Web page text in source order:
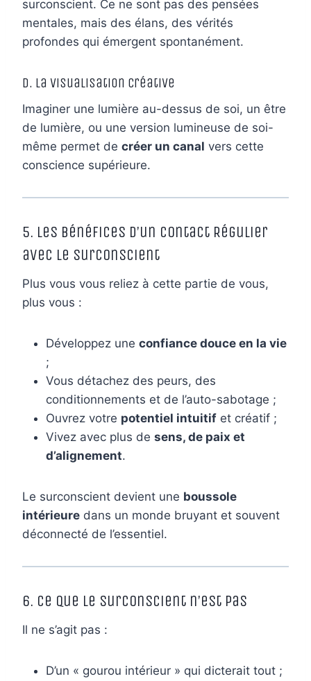
surconscient. Ce ne sont pas des pensées
mentales, mais des élans, des vérités
profondes qui émergent spontanément.
d. La Visualisation Créative
Imaginer une lumière au-dessus de soi, un être
de lumière, ou une version lumineuse de soi-
même permet de créer un canal vers cette
conscience supérieure.
5. Les Bénéfices d’un Contact Régulier
avec le Surconscient
Plus vous vous reliez à cette partie de vous,
plus vous :
Développez une confiance douce en la vie
;
Vous détachez des peurs, des
conditionnements et de l’auto-sabotage ;
Ouvrez votre potentiel intuitif et créatif ;
Vivez avec plus de sens, de paix et
d’alignement.
Le surconscient devient une boussole
intérieure dans un monde bruyant et souvent
déconnecté de l’essentiel.
6. Ce que le Surconscient n’est pas
Il ne s’agit pas :
D’un « gourou intérieur » qui dicterait tout ;